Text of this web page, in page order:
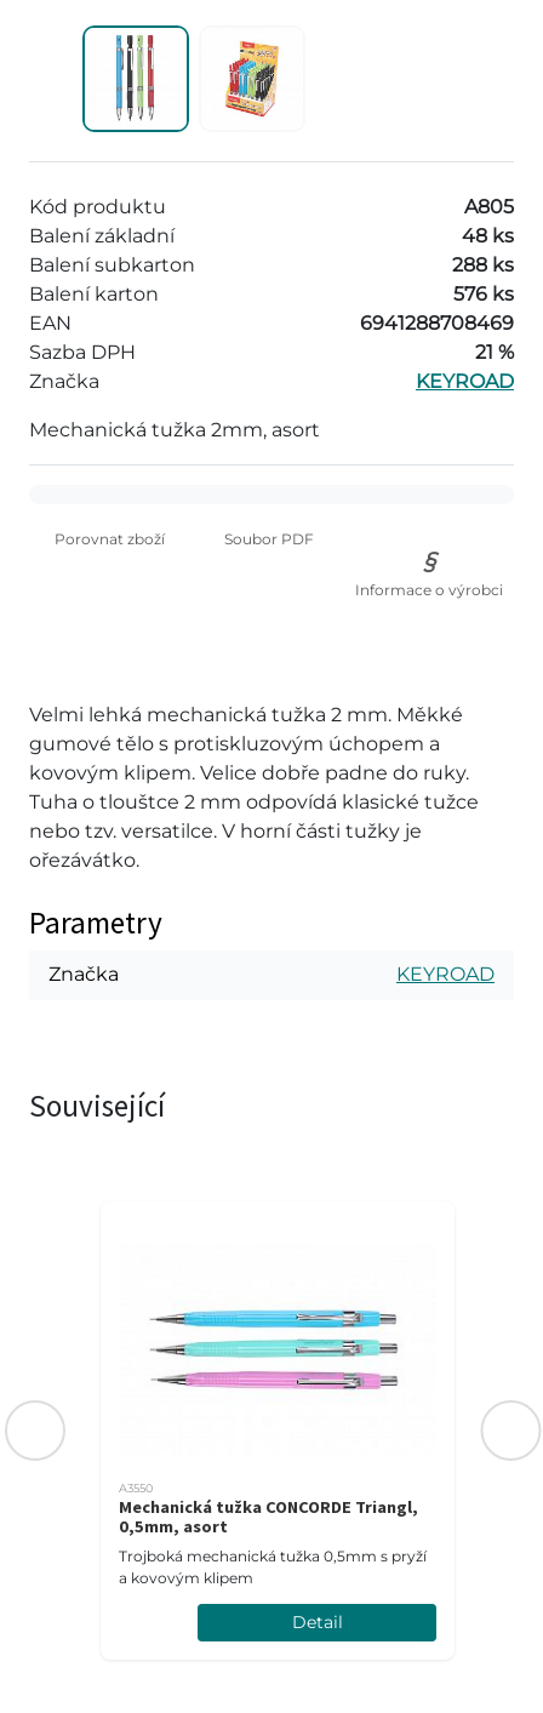
Kód produktu
A805
Balení základní
48 ks
Balení subkarton
288 ks
Balení karton
576 ks
EAN
6941288708469
Sazba DPH
21 %
Značka
KEYROAD
Mechanická tužka 2mm, asort
Porovnat zboží Soubor PDF
Informace o výrobci
Velmi lehká mechanická tužka 2 mm. Měkké
gumové tělo s protiskluzovým úchopem a
kovovým klipem. Velice dobře padne do ruky.
Tuha o tlouštce 2 mm odpovídá klasické tužce
nebo tzv. versatilce. V horní části tužky je
ořezávátko.
Parametry
Značka KEYROAD
Související
A3550
Mechanická tužka CONCORDE Triangl,
0,5mm, asort
Trojboká mechanická tužka 0,5mm s pryží
a kovovým klipem
Detail